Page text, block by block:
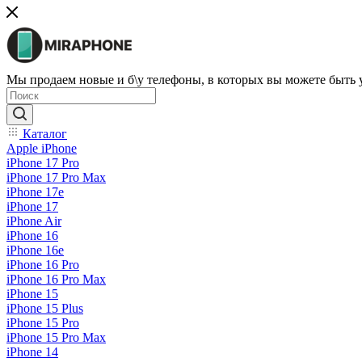
Мы продаем новые и б\у телефоны, в которых вы можете быть
Каталог
Apple iPhone
iPhone 17 Pro
iPhone 17 Pro Max
iPhone 17e
iPhone 17
iPhone Air
iPhone 16
iPhone 16e
iPhone 16 Pro
iPhone 16 Pro Max
iPhone 15
iPhone 15 Plus
iPhone 15 Pro
iPhone 15 Pro Max
iPhone 14